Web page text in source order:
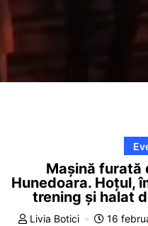
Mașină furată
Hunedoara. Hoțul,
trening și halat
Livia Botici 16